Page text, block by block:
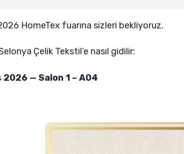
HomeTex fuarına sizleri bekliyoruz.
Çelik Tekstil’e nasıl gidilir:
2026 — Salon 1 – A04